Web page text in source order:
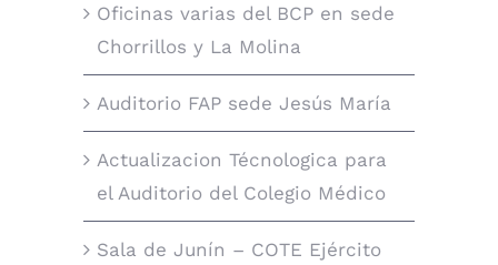
Oficinas varias del BCP en sede
Chorrillos y La Molina
Auditorio FAP sede Jesús María
Actualizacion Técnologica para
el Auditorio del Colegio Médico
Sala de Junín – COTE Ejército